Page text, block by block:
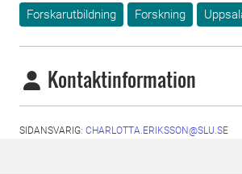
Forskarutbildning
Forskning
Kontaktinformation
SIDANSVARIG: CHARLOTTA.ERIKSSON@SLU.SE